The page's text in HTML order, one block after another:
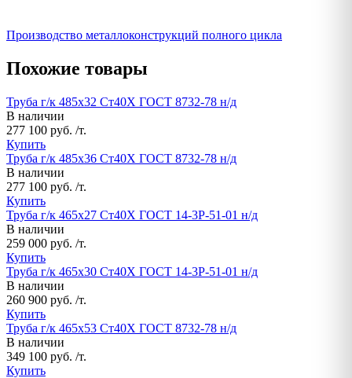
Производство металлоконструкций полного цикла
Похожие товары
Труба г/к 485х32 Ст40Х ГОСТ 8732-78 н/д
В наличии
277 100 руб. /т.
Купить
Труба г/к 485х36 Ст40Х ГОСТ 8732-78 н/д
В наличии
277 100 руб. /т.
Купить
Труба г/к 465х27 Ст40Х ГОСТ 14-3Р-51-01 н/д
В наличии
259 000 руб. /т.
Купить
Труба г/к 465х30 Ст40Х ГОСТ 14-3Р-51-01 н/д
В наличии
260 900 руб. /т.
Купить
Труба г/к 465х53 Ст40Х ГОСТ 8732-78 н/д
В наличии
349 100 руб. /т.
Купить